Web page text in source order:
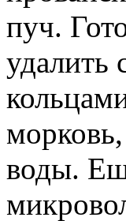
пуч.
удалить
воды.